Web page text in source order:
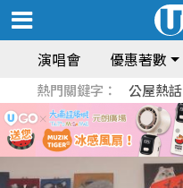
演唱會 優惠著數
熱門關鍵字： 公屋熱話